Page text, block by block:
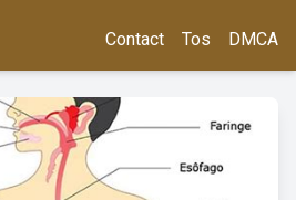
Contact Tos DMCA